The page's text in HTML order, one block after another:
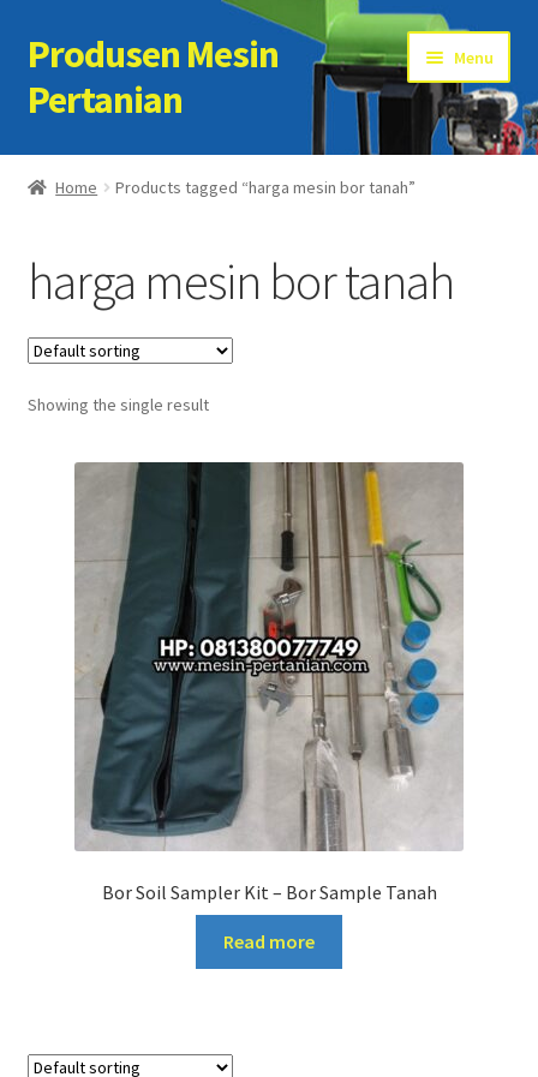
Skip
to
navigation
Skip
to
content
Produsen Mesin
Pertanian
Menu
Home
Cart
Checkout
Kontak Kami
My account
Sample Page
Home Products tagged “harga mesin bor tanah”
harga mesin bor tanah
Showing the single result
Bor Soil Sampler Kit – Bor Sample Tanah
Read more